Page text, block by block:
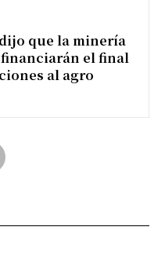
que la minería
el final
al agro